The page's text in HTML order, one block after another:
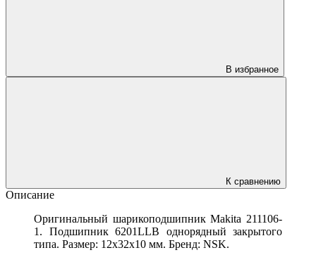
В избранное
К сравнению
Описание
Оригинальный шарикоподшипник Makita 211106-
1. Подшипник 6201LLB однорядный закрытого
типа. Размер: 12x32x10 мм. Бренд: NSK.